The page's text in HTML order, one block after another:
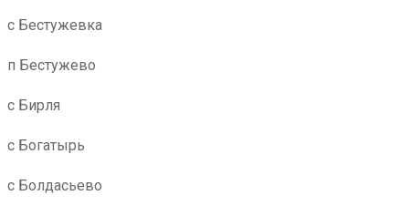
с Бестужевка
п Бестужево
с Бирля
с Богатырь
с Болдасьево